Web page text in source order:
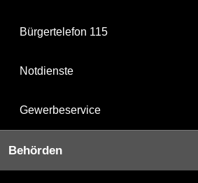
Bürgertelefon 115
Notdienste
Gewerbeservice
Behörden